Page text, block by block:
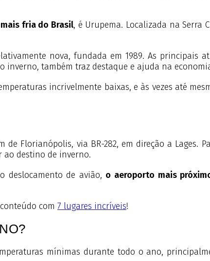
fria do Brasil, é Urupema. Localizada na Serra
nova, fundada em 1989. As principais
também traz destaque e ajuda na
incrivelmente baixas, e às vezes até
Florianópolis, via BR-282, em direção a Lages.
ao destino de inverno.
deslocamento de avião, o aeroporto mais
com 7 lugares incríveis!
mínimas durante todo o ano,